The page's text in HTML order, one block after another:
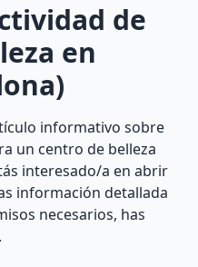
de
en
informativo sobre
un centro de belleza
interesado/a en abrir
información detallada
necesarios, has